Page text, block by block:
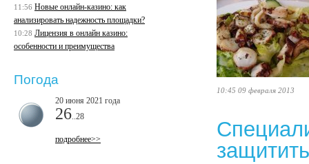
10:45 09 февраля 2013
11:56 Новые онлайн-казино: как
анализировать надежность площадки?
10:28 Лицензия в онлайн казино:
особенности и преимущества
Погода
20 июня 2021 года
26 ..28
подробнее>>